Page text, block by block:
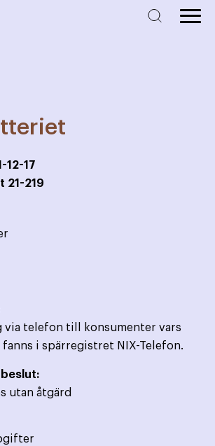
12-17
21-219
via telefon till konsumenter vars
i spärregistret NIX-Telefon.
beslut:
utan åtgärd